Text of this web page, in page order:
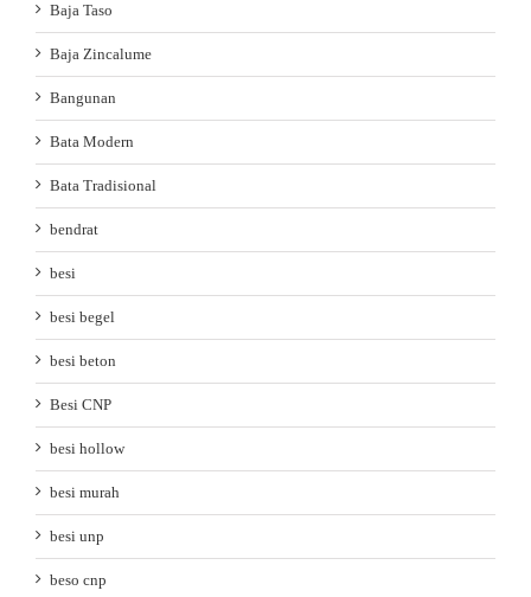
Baja Taso
Baja Zincalume
Bangunan
Bata Modern
Bata Tradisional
bendrat
besi
besi begel
besi beton
Besi CNP
besi hollow
besi murah
besi unp
beso cnp